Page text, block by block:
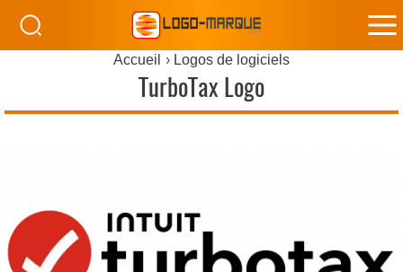
Accueil Logos de logiciels
TurboTax Logo